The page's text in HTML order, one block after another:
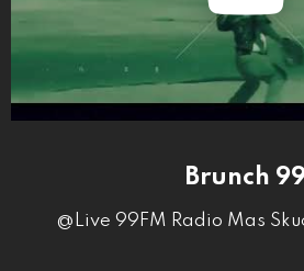
Brunch
@Live 99FM Radio Mas